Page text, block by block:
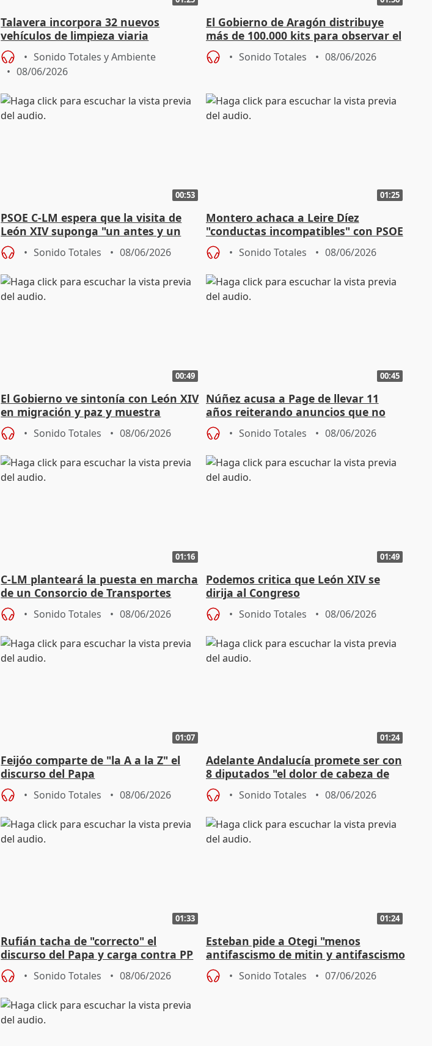
Talavera incorpora 32 nuevos
vehículos de limpieza viaria
Sonido Totales y Ambiente
08/06/2026
El Gobierno de Aragón distribuye
más de 100.000 kits para observar el
eclipse con seguridad
Sonido Totales 08/06/2026
00:53
PSOE C-LM espera que la visita de
León XIV suponga "un antes y un
después"
Sonido Totales 08/06/2026
01:25
Montero achaca a Leire Díez
"conductas incompatibles" con PSOE
y no descarta una "querella"
Sonido Totales 08/06/2026
00:49
El Gobierno ve sintonía con León XIV
en migración y paz y muestra
respeto ante las diferencias
Sonido Totales 08/06/2026
00:45
Núñez acusa a Page de llevar 11
años reiterando anuncios que no
han llegado
Sonido Totales 08/06/2026
01:16
C-LM planteará la puesta en marcha
de un Consorcio de Transportes
regional
Sonido Totales 08/06/2026
01:49
Podemos critica que León XIV se
dirija al Congreso
Sonido Totales 08/06/2026
01:07
Feijóo comparte de "la A a la Z" el
discurso del Papa
Sonido Totales 08/06/2026
01:24
Adelante Andalucía promete ser con
8 diputados "el dolor de cabeza de
Moreno y Abascal"
Sonido Totales 08/06/2026
01:33
Rufián tacha de "correcto" el
discurso del Papa y carga contra PP
y VOX
Sonido Totales 08/06/2026
01:24
Esteban pide a Otegi "menos
antifascismo de mitin y antifascismo
de país"
Sonido Totales 07/06/2026